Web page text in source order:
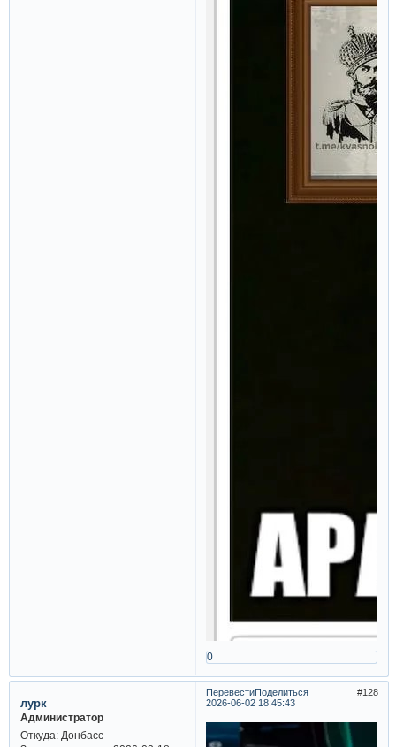
0
ПеревестиПоделиться
128
2026-06-02 18:45:43
лурк
Администратор
Откуда:Донбасс